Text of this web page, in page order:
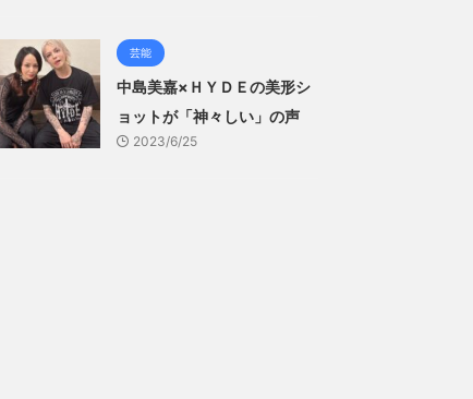
芸能
中島美嘉×ＨＹＤＥの美形シ
ョットが「神々しい」の声
2023/6/25